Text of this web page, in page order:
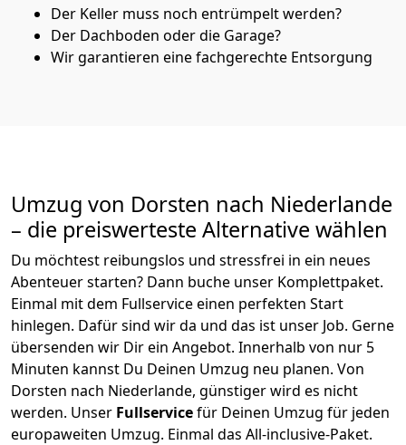
Der Keller muss noch entrümpelt werden?
Der Dachboden oder die Garage?
Wir garantieren eine fachgerechte Entsorgung
Umzug von Dorsten nach Niederlande
– die preiswerteste Alternative wählen
Du möchtest reibungslos und stressfrei in ein neues
Abenteuer starten? Dann buche unser Komplettpaket.
Einmal mit dem Fullservice einen perfekten Start
hinlegen. Dafür sind wir da und das ist unser Job. Gerne
übersenden wir Dir ein Angebot. Innerhalb von nur 5
Minuten kannst Du Deinen Umzug neu planen. Von
Dorsten nach Niederlande, günstiger wird es nicht
werden. Unser Fullservicefür Deinen Umzug für jeden
europaweiten Umzug. Einmal das All-inclusive-Paket.